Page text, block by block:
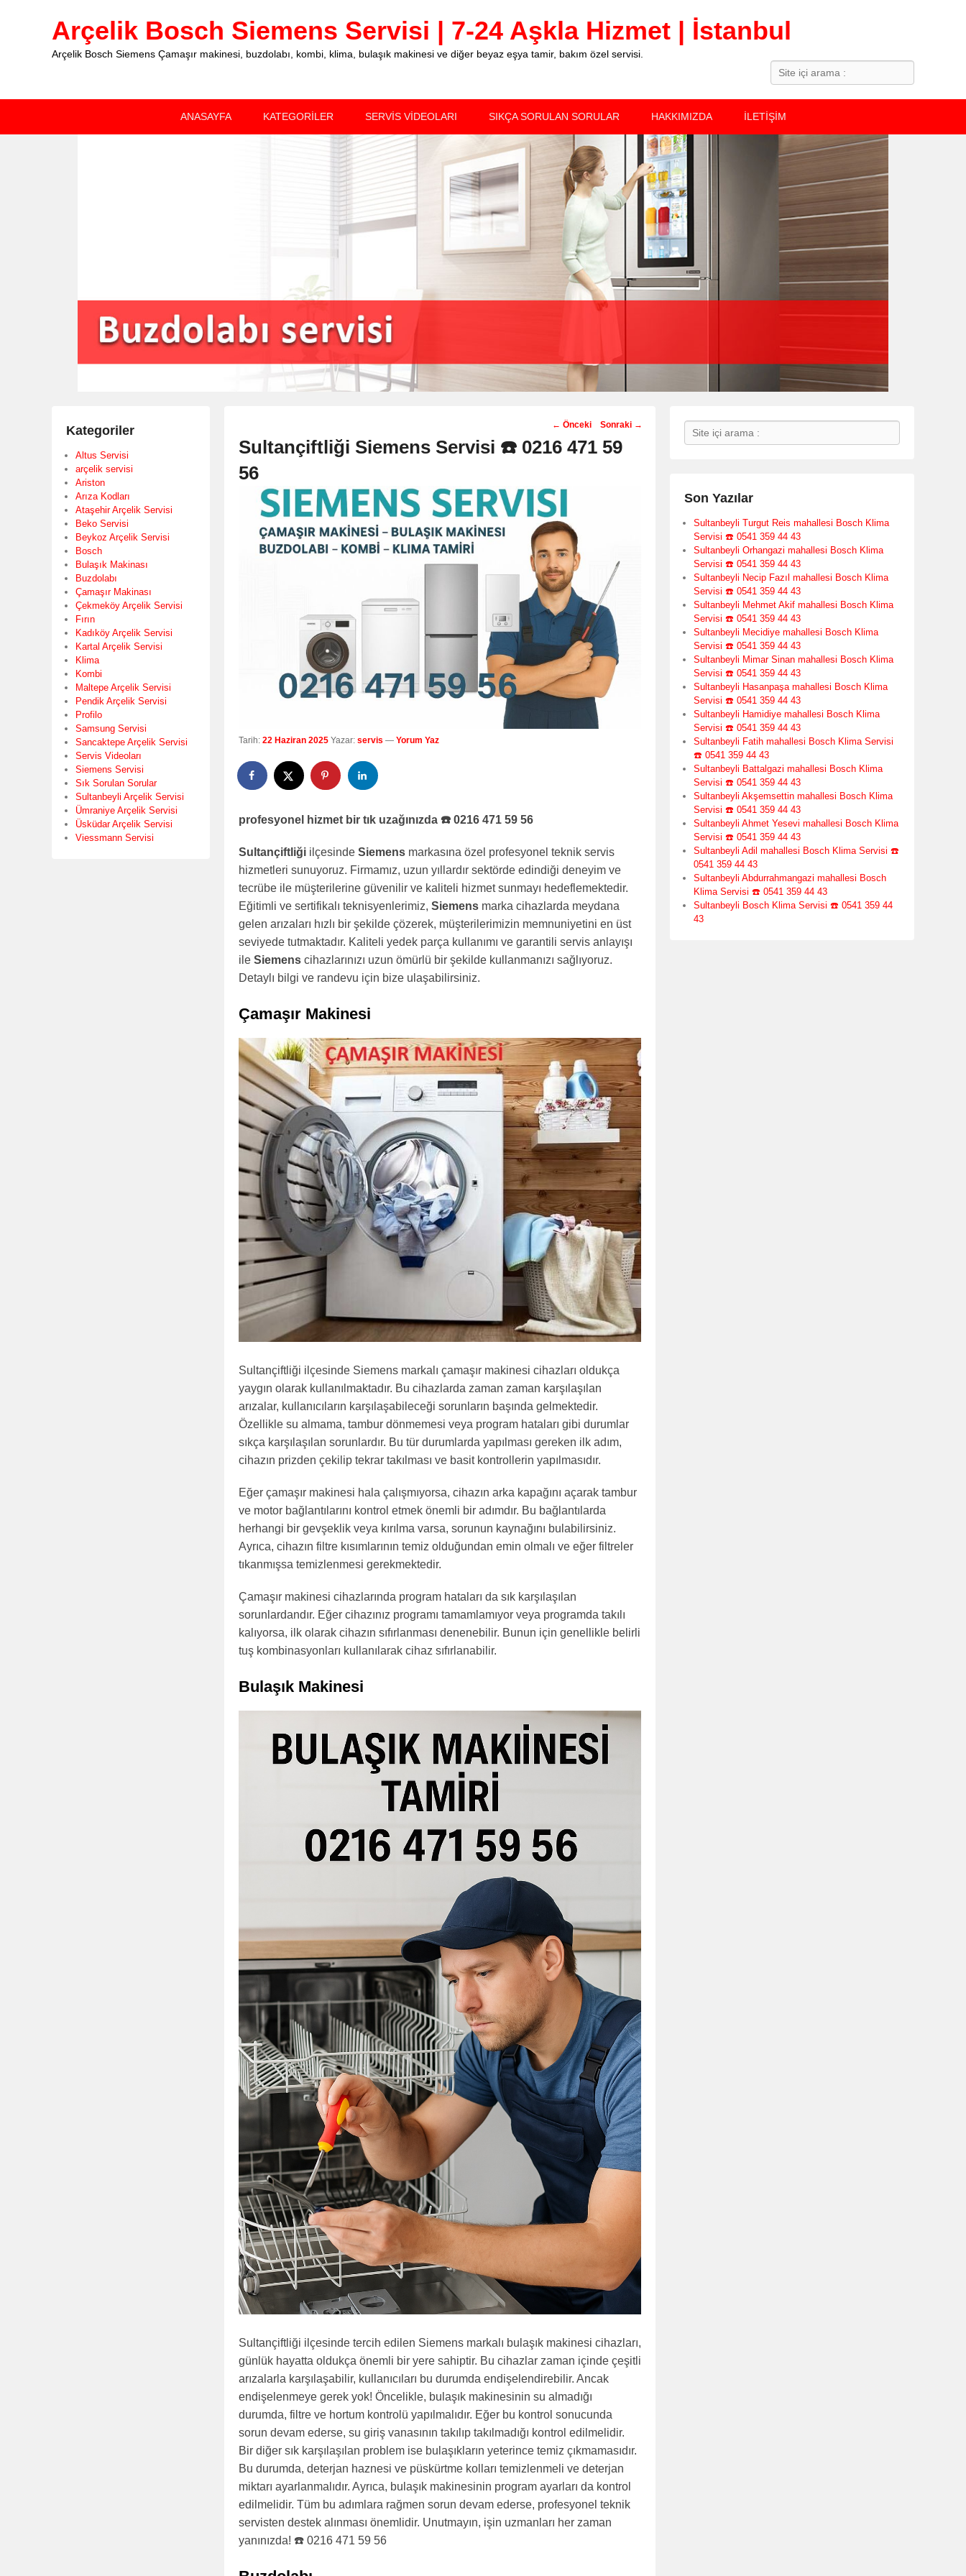
Arçelik Bosch Siemens Servisi | 7-24 Aşkla Hizmet | İstanbul
Arçelik Bosch Siemens Çamaşır makinesi, buzdolabı, kombi, klima, bulaşık makinesi ve diğer beyaz eşya tamir, bakım özel servisi.
Search
ANASAYFA KATEGORİLER SERVİS VİDEOLARI SIKÇA SORULAN SORULAR HAKKIMIZDA İLETİŞİM
Post
navigation
← Önceki Sonraki →
Sultançiftliği Siemens Servisi ☎️ 0216 471 59
56
Tarih: 22 Haziran 2025 Yazar: servis — Yorum Yaz
profesyonel hizmet bir tık uzağınızda ☎️ 0216 471 59 56
Sultançiftliği ilçesinde Siemens markasına özel profesyonel teknik servis
hizmetleri sunuyoruz. Firmamız, uzun yıllardır sektörde edindiği deneyim ve
tecrübe ile müşterilerine güvenilir ve kaliteli hizmet sunmayı hedeflemektedir.
Eğitimli ve sertifikalı teknisyenlerimiz, Siemens marka cihazlarda meydana
gelen arızaları hızlı bir şekilde çözerek, müşterilerimizin memnuniyetini en üst
seviyede tutmaktadır. Kaliteli yedek parça kullanımı ve garantili servis anlayışı
ile Siemens cihazlarınızı uzun ömürlü bir şekilde kullanmanızı sağlıyoruz.
Detaylı bilgi ve randevu için bize ulaşabilirsiniz.
Çamaşır Makinesi
Sultançiftliği ilçesinde Siemens markalı çamaşır makinesi cihazları oldukça
yaygın olarak kullanılmaktadır. Bu cihazlarda zaman zaman karşılaşılan
arızalar, kullanıcıların karşılaşabileceği sorunların başında gelmektedir.
Özellikle su almama, tambur dönmemesi veya program hataları gibi durumlar
sıkça karşılaşılan sorunlardır. Bu tür durumlarda yapılması gereken ilk adım,
cihazın prizden çekilip tekrar takılması ve basit kontrollerin yapılmasıdır.
Eğer çamaşır makinesi hala çalışmıyorsa, cihazın arka kapağını açarak tambur
ve motor bağlantılarını kontrol etmek önemli bir adımdır. Bu bağlantılarda
herhangi bir gevşeklik veya kırılma varsa, sorunun kaynağını bulabilirsiniz.
Ayrıca, cihazın filtre kısımlarının temiz olduğundan emin olmalı ve eğer filtreler
tıkanmışsa temizlenmesi gerekmektedir.
Çamaşır makinesi cihazlarında program hataları da sık karşılaşılan
sorunlardandır. Eğer cihazınız programı tamamlamıyor veya programda takılı
kalıyorsa, ilk olarak cihazın sıfırlanması denenebilir. Bunun için genellikle belirli
tuş kombinasyonları kullanılarak cihaz sıfırlanabilir.
Bulaşık Makinesi
Sultançiftliği ilçesinde tercih edilen Siemens markalı bulaşık makinesi cihazları,
günlük hayatta oldukça önemli bir yere sahiptir. Bu cihazlar zaman içinde çeşitli
arızalarla karşılaşabilir, kullanıcıları bu durumda endişelendirebilir. Ancak
endişelenmeye gerek yok! Öncelikle, bulaşık makinesinin su almadığı
durumda, filtre ve hortum kontrolü yapılmalıdır. Eğer bu kontrol sonucunda
sorun devam ederse, su giriş vanasının takılıp takılmadığı kontrol edilmelidir.
Bir diğer sık karşılaşılan problem ise bulaşıkların yeterince temiz çıkmamasıdır.
Bu durumda, deterjan haznesi ve püskürtme kolları temizlenmeli ve deterjan
miktarı ayarlanmalıdır. Ayrıca, bulaşık makinesinin program ayarları da kontrol
edilmelidir. Tüm bu adımlara rağmen sorun devam ederse, profesyonel teknik
servisten destek alınması önemlidir. Unutmayın, işin uzmanları her zaman
yanınızda! ☎️ 0216 471 59 56
Search
Son Yazılar
Sultanbeyli Turgut Reis mahallesi Bosch Klima
Servisi ☎️ 0541 359 44 43
Sultanbeyli Orhangazi mahallesi Bosch Klima
Servisi ☎️ 0541 359 44 43
Sultanbeyli Necip Fazıl mahallesi Bosch Klima
Servisi ☎️ 0541 359 44 43
Sultanbeyli Mehmet Akif mahallesi Bosch Klima
Servisi ☎️ 0541 359 44 43
Sultanbeyli Mecidiye mahallesi Bosch Klima
Servisi ☎️ 0541 359 44 43
Sultanbeyli Mimar Sinan mahallesi Bosch Klima
Servisi ☎️ 0541 359 44 43
Sultanbeyli Hasanpaşa mahallesi Bosch Klima
Servisi ☎️ 0541 359 44 43
Sultanbeyli Hamidiye mahallesi Bosch Klima
Servisi ☎️ 0541 359 44 43
Sultanbeyli Fatih mahallesi Bosch Klima Servisi
☎️ 0541 359 44 43
Sultanbeyli Battalgazi mahallesi Bosch Klima
Servisi ☎️ 0541 359 44 43
Sultanbeyli Akşemsettin mahallesi Bosch Klima
Servisi ☎️ 0541 359 44 43
Sultanbeyli Ahmet Yesevi mahallesi Bosch Klima
Servisi ☎️ 0541 359 44 43
Sultanbeyli Adil mahallesi Bosch Klima Servisi ☎️
0541 359 44 43
Sultanbeyli Abdurrahmangazi mahallesi Bosch
Klima Servisi ☎️ 0541 359 44 43
Sultanbeyli Bosch Klima Servisi ☎️ 0541 359 44
43
Kategoriler
Altus Servisi
arçelik servisi
Ariston
Arıza Kodları
Ataşehir Arçelik Servisi
Beko Servisi
Beykoz Arçelik Servisi
Bosch
Bulaşık Makinası
Buzdolabı
Çamaşır Makinası
Çekmeköy Arçelik Servisi
Fırın
Kadıköy Arçelik Servisi
Kartal Arçelik Servisi
Klima
Kombi
Maltepe Arçelik Servisi
Pendik Arçelik Servisi
Profilo
Samsung Servisi
Sancaktepe Arçelik Servisi
Servis Videoları
Siemens Servisi
Sık Sorulan Sorular
Sultanbeyli Arçelik Servisi
Ümraniye Arçelik Servisi
Üsküdar Arçelik Servisi
Viessmann Servisi